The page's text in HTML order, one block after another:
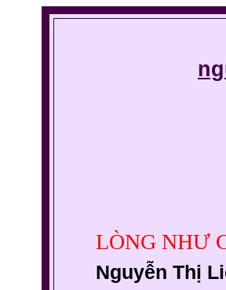
LÒNG NHƯ
Nguyễn Thị